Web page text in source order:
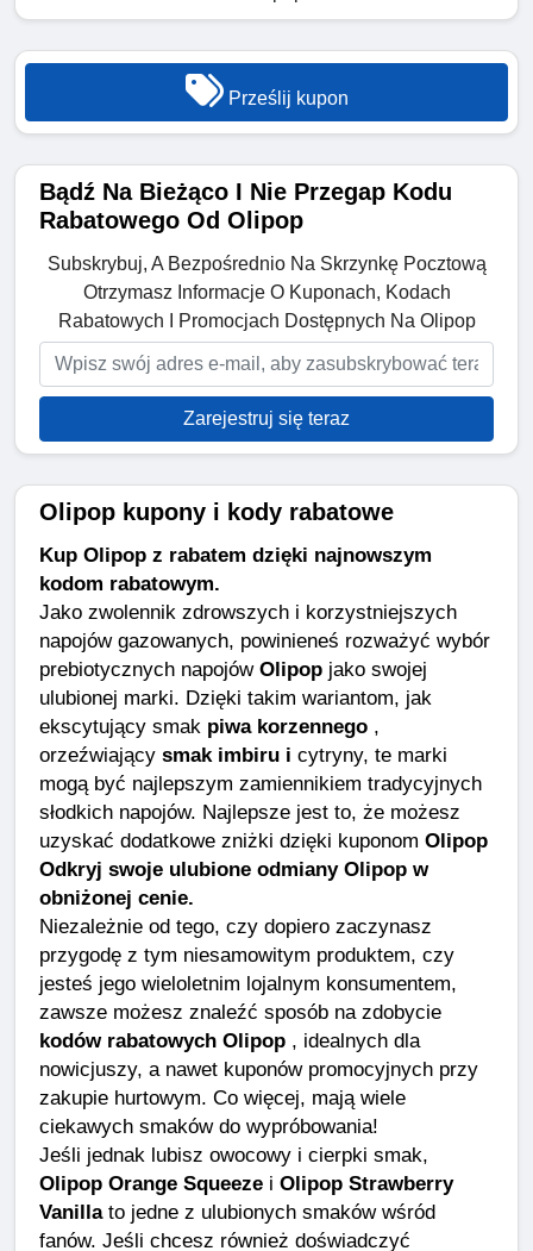
Prześlij kupon
Bądź Na Bieżąco I Nie Przegap Kodu
Rabatowego Od Olipop
Subskrybuj, A Bezpośrednio Na Skrzynkę Pocztową
Otrzymasz Informacje O Kuponach, Kodach
Rabatowych I Promocjach Dostępnych Na Olipop
Zarejestruj się teraz
Olipop kupony i kody rabatowe
Kup Olipop z rabatem dzięki najnowszym
kodom rabatowym.
Jako zwolennik zdrowszych i korzystniejszych
napojów gazowanych, powinieneś rozważyć wybór
prebiotycznych napojów Olipop jako swojej
ulubionej marki. Dzięki takim wariantom, jak
ekscytujący smak piwa korzennego ,
orzeźwiający smak imbiru i cytryny, te marki
mogą być najlepszym zamiennikiem tradycyjnych
słodkich napojów. Najlepsze jest to, że możesz
uzyskać dodatkowe zniżki dzięki kuponom Olipop
Odkryj swoje ulubione odmiany Olipop w
obniżonej cenie.
Niezależnie od tego, czy dopiero zaczynasz
przygodę z tym niesamowitym produktem, czy
jesteś jego wieloletnim lojalnym konsumentem,
zawsze możesz znaleźć sposób na zdobycie
kodów rabatowych Olipop , idealnych dla
nowicjuszy, a nawet kuponów promocyjnych przy
zakupie hurtowym. Co więcej, mają wiele
ciekawych smaków do wypróbowania!
Jeśli jednak lubisz owocowy i cierpki smak,
Olipop Orange Squeeze i Olipop Strawberry
Vanillato jedne z ulubionych smaków wśród
fanów. Jeśli chcesz również doświadczyć